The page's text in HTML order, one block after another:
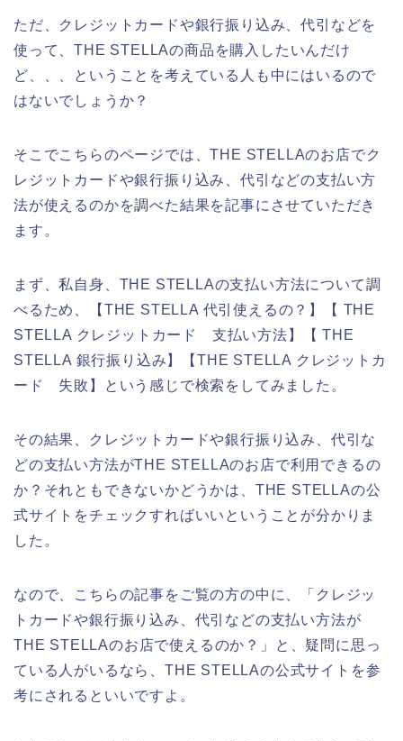
ただ、クレジットカードや銀行振り込み、代引などを
使って、THE STELLAの商品を購入したいんだけ
ど、、、ということを考えている人も中にはいるので
はないでしょうか？
そこでこちらのページでは、THE STELLAのお店でク
レジットカードや銀行振り込み、代引などの支払い方
法が使えるのかを調べた結果を記事にさせていただき
ます。
まず、私自身、THE STELLAの支払い方法について調
べるため、【THE STELLA 代引使えるの？】【 THE
STELLA クレジットカード 支払い方法】【 THE
STELLA 銀行振り込み】【THE STELLA クレジットカ
ード 失敗】という感じで検索をしてみました。
その結果、クレジットカードや銀行振り込み、代引な
どの支払い方法がTHE STELLAのお店で利用できるの
か？それともできないかどうかは、THE STELLAの公
式サイトをチェックすればいいということが分かりま
した。
なので、こちらの記事をご覧の方の中に、「クレジッ
トカードや銀行振り込み、代引などの支払い方法が
THE STELLAのお店で使えるのか？」と、疑問に思っ
ている人がいるなら、THE STELLAの公式サイトを参
考にされるといいですよ。